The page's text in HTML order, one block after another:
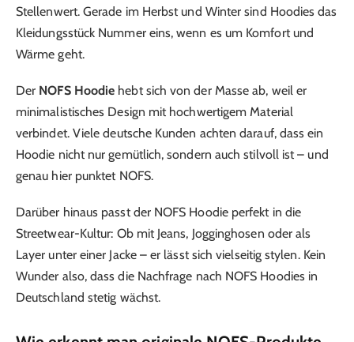
Stellenwert. Gerade im Herbst und Winter sind Hoodies das
Kleidungsstück Nummer eins, wenn es um Komfort und
Wärme geht.
Der NOFS Hoodie hebt sich von der Masse ab, weil er
minimalistisches Design mit hochwertigem Material
verbindet. Viele deutsche Kunden achten darauf, dass ein
Hoodie nicht nur gemütlich, sondern auch stilvoll ist – und
genau hier punktet NOFS.
Darüber hinaus passt der NOFS Hoodie perfekt in die
Streetwear-Kultur: Ob mit Jeans, Jogginghosen oder als
Layer unter einer Jacke – er lässt sich vielseitig stylen. Kein
Wunder also, dass die Nachfrage nach NOFS Hoodies in
Deutschland stetig wächst.